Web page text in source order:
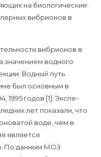
на биологические
вибрионов в
вибрионов в
значением водного
Водный путь
был основным в
1995 годов [1]. Экспе-
лет показали, что
воде, чем в
является
По данным МОЗ